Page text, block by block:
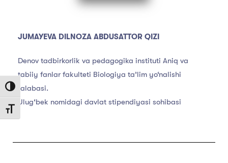
Toggle High Contrast
Toggle Font size
JUMAYEVA DILNOZA ABDUSATTOR QIZI
Denov tadbirkorlik va pedagogika instituti Aniq va
tabiiy fanlar fakulteti Biologiya ta’lim yo‘nalishi
talabasi.
Ulug‘bek nomidagi davlat stipendiyasi sohibasi